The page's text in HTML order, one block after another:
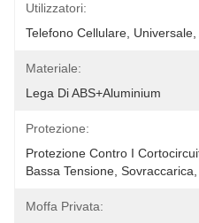
Utilizzatori:
Telefono Cellulare,
Materiale:
Lega Di ABS+Aluminium
Protezione:
Protezione Contro I
Bassa Tensione,
Moffa Privata: